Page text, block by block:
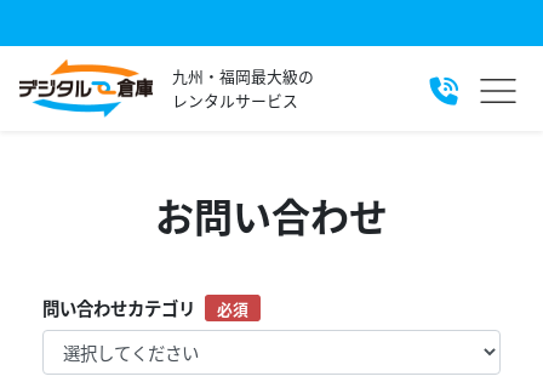
九州・福岡最大級の
レンタルサービス
お問い合わせ
問い合わせカテゴリ